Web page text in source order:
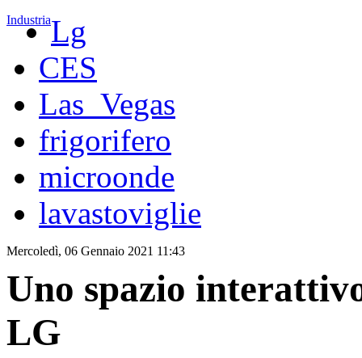
IndustriaLg
CES
Las_Vegas
frigorifero
microonde
lavastoviglie
Mercoledì, 06 Gennaio 2021 11:43
Uno spazio
LG